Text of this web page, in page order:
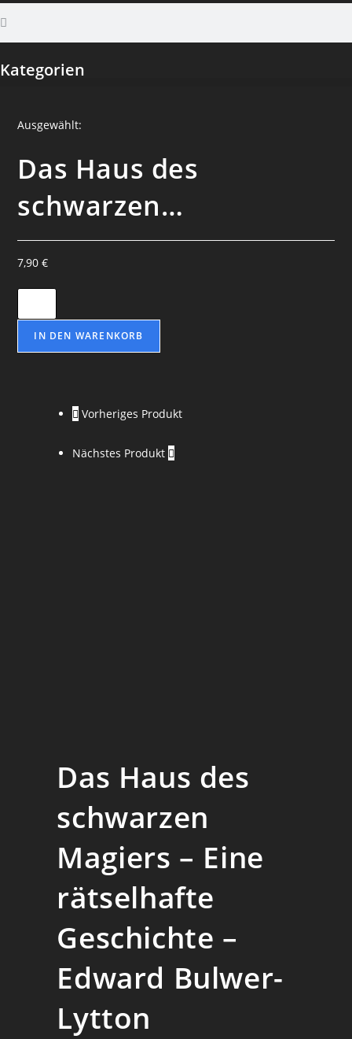
Kategorien
Ausgewählt:
Das Haus des
schwarzen…
7,90€
IN DEN WARENKORB
Vorheriges Produkt
Nächstes Produkt
Das Haus des
schwarzen
Magiers – Eine
rätselhafte
Geschichte –
Edward Bulwer-
Lytton